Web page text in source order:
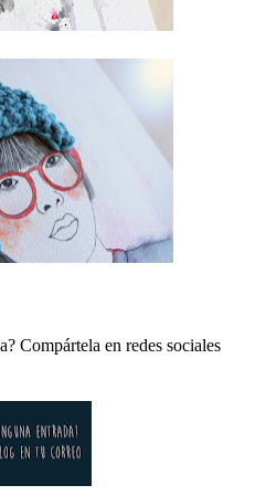
Compártela en redes sociales